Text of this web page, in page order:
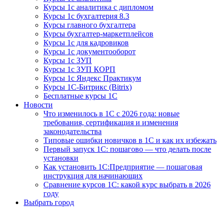
Курсы 1с аналитика с дипломом
Курсы 1с бухгалтерия 8.3
Курсы главного бухгалтера
Курсы бухгалтер-маркетплейсов
Курсы 1с для кадровиков
Курсы 1с документооборот
Курсы 1с ЗУП
Курсы 1с ЗУП КОРП
Курсы 1с Яндекс Практикум
Курсы 1С-Битрикс (Bitrix)
Бесплатные курсы 1С
Новости
Что изменилось в 1С с 2026 года: новые
требования, сертификация и изменения
законодательства
Типовые ошибки новичков в 1С и как их избежать
Первый запуск 1С: пошагово — что делать после
установки
Как установить 1С:Предприятие — пошаговая
инструкция для начинающих
Сравнение курсов 1С: какой курс выбрать в 2026
году
Выбрать город